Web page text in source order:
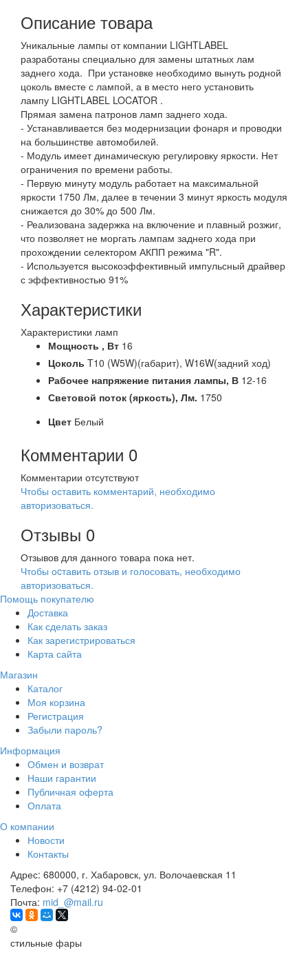
Описание товара
Уникальные лампы от компании LIGHTLABEL
разработаны специально для замены штатных лам
заднего хода. При установке необходимо вынуть родной
цоколь вместе с лампой, а в место него установить
лампу LIGHTLABEL LOCATOR .
Прямая замена патронов ламп заднего хода.
- Устанавливается без модернизации фонаря и проводки
на большинстве автомобилей.
- Модуль имеет динамическую регулировку яркости. Нет
ограничения по времени работы.
- Первую минуту модуль работает на максимальной
яркости 1750 Лм, далее в течении 3 минут яркость модуля
снижается до 30% до 500 Лм.
- Реализована задержка на включение и плавный розжиг,
что позволяет не моргать лампам заднего хода при
прохождении селектором АКПП режима "R".
- Используется высокоэффективный импульсный драйвер
с эффективностью 91%
Характеристики
Характеристики ламп
Мощность , Вт 16
Цоколь T10 (W5W)(габарит), W16W(задний ход)
Рабочее напряжение питания лампы, В 12-16
Световой поток (яркость), Лм. 1750
Цвет Белый
Комментарии 0
Комментарии отсутствуют
Чтобы оставить комментарий, необходимо
авторизоваться.
Отзывы 0
Отзывов для данного товара пока нет.
Чтобы оcтавить отзыв и голосовать, необходимо
авторизоваться.
Помощь покупателю
Доставка
Как сделать заказ
Как зарегистрироваться
Карта сайта
Магазин
Каталог
Моя корзина
Регистрация
Забыли пароль?
Информация
Обмен и возврат
Наши гарантии
Публичная оферта
Оплата
О компании
Новости
Контакты
Адрес: 680000, г. Хабаровск, ул. Волочаевская 11
Телефон: +7 (4212) 94-02-01
Почта: mid_@mail.ru
©
стильные фары